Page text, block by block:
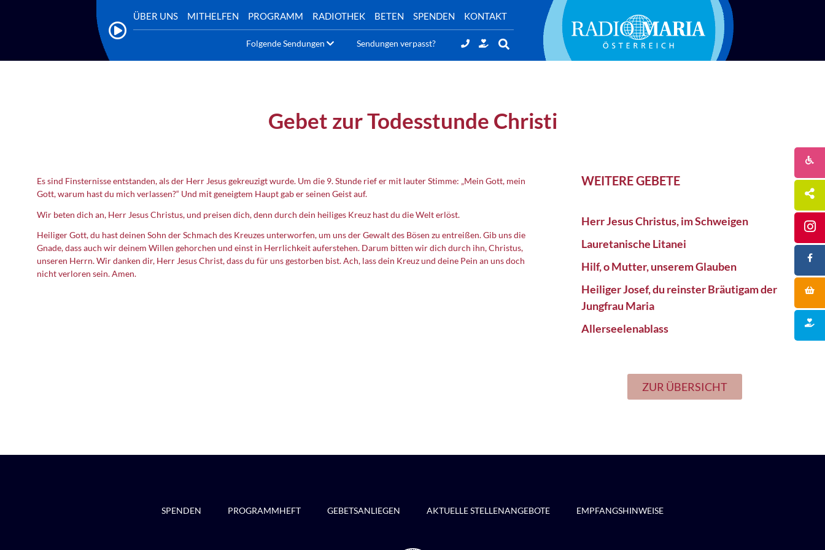
ÜBER UNS MITHELFEN PROGRAMM RADIOTHEK BETEN SPENDEN KONTAKT
Folgende Sendungen Sendungen verpasst?
Gebet zur Todesstunde Christi
Es sind Finsternisse entstanden, als der Herr Jesus gekreuzigt wurde. Um die 9. Stunde rief er mit lauter Stimme: „Mein Gott, mein
Gott, warum hast du mich verlassen?“ Und mit geneigtem Haupt gab er seinen Geist auf.
Wir beten dich an, Herr Jesus Christus, und preisen dich, denn durch dein heiliges Kreuz hast du die Welt erlöst.
Heiliger Gott, du hast deinen Sohn der Schmach des Kreuzes unterworfen, um uns der Gewalt des Bösen zu entreißen. Gib uns die
Gnade, dass auch wir deinem Willen gehorchen und einst in Herrlichkeit auferstehen. Darum bitten wir dich durch ihn, Christus,
unseren Herrn. Wir danken dir, Herr Jesus Christ, dass du für uns gestorben bist. Ach, lass dein Kreuz und deine Pein an uns doch
nicht verloren sein. Amen.
WEITERE GEBETE
Herr Jesus Christus, im Schweigen
Lauretanische Litanei
Hilf, o Mutter, unserem Glauben
Heiliger Josef, du reinster Bräutigam der
Jungfrau Maria
Allerseelenablass
ZUR ÜBERSICHT
SPENDEN PROGRAMMHEFT GEBETSANLIEGEN AKTUELLE STELLENANGEBOTE EMPFANGSHINWEISE